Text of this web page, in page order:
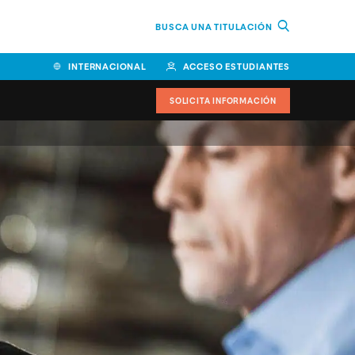
BUSCA UNA TITULACIÓN
INTERNACIONAL ACCESO ESTUDIANTES
SOLICITA INFORMACIÓN